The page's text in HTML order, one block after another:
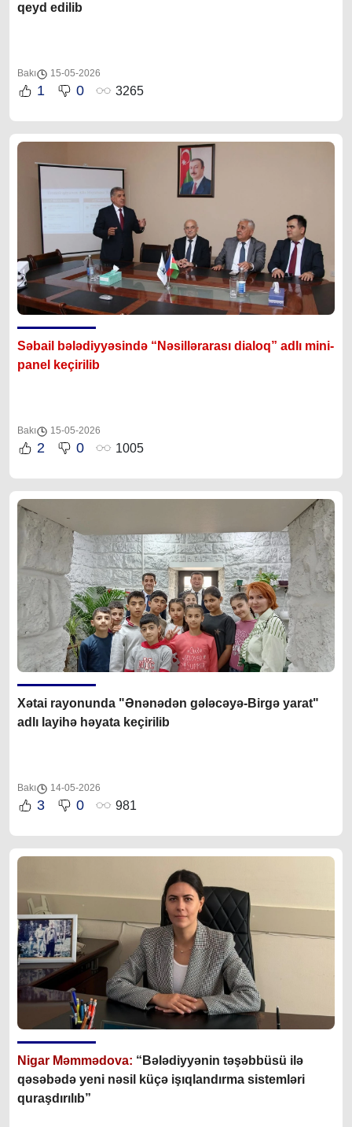
qeyd edilib
Bakı 15-05-2026
1 0 3265
Səbail bələdiyyəsində “Nəsillərarası dialoq” adlı mini-
panel keçirilib
Bakı 15-05-2026
2 0 1005
Xətai rayonunda "Ənənədən gələcəyə-Birgə yarat"
adlı layihə həyata keçirilib
Bakı 14-05-2026
3 0 981
Nigar Məmmədova: “Bələdiyyənin təşəbbüsü ilə
qəsəbədə yeni nəsil küçə işıqlandırma sistemləri
quraşdırılıb”